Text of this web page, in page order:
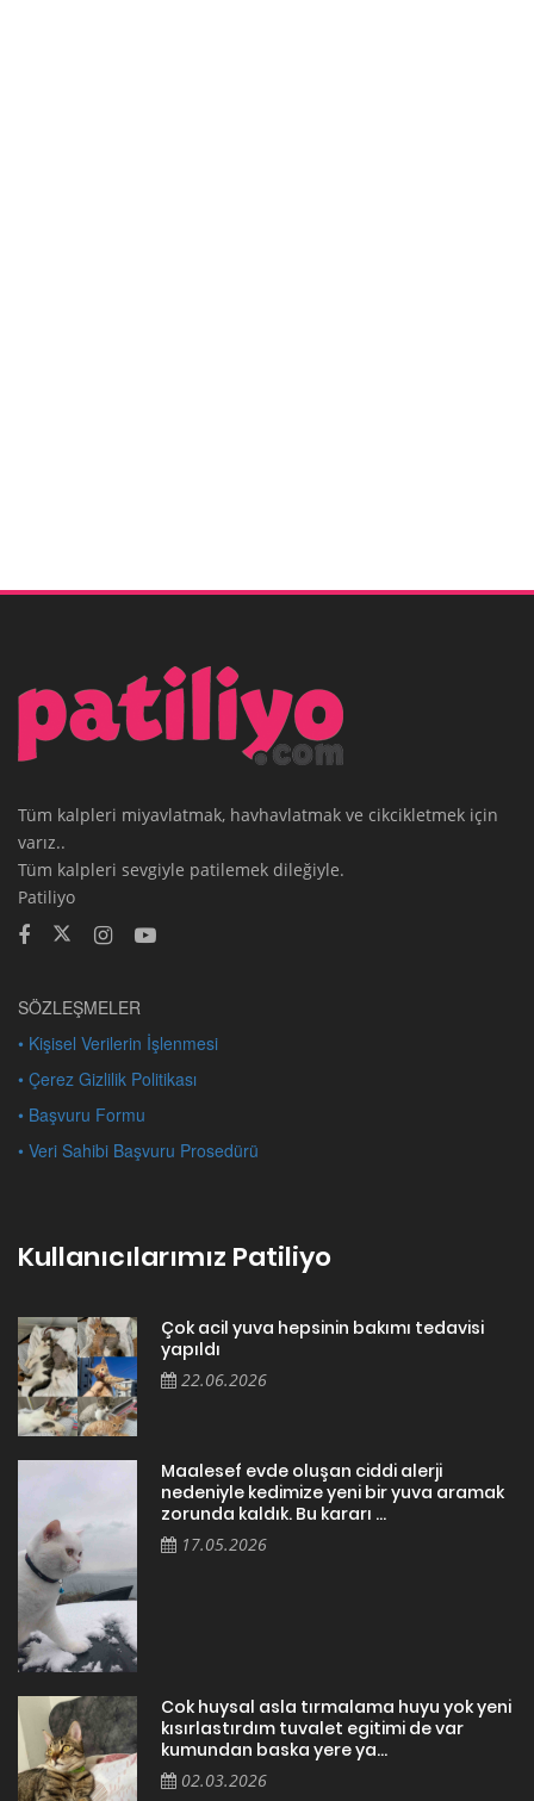
Tüm kalpleri miyavlatmak, havhavlatmak ve cikcikletmek için
varız..
Tüm kalpleri sevgiyle patilemek dileğiyle.
Patiliyo
SÖZLEŞMELER
• Kişisel Verilerin İşlenmesi
• Çerez Gizlilik Politikası
• Başvuru Formu
• Veri Sahibi Başvuru Prosedürü
Kullanıcılarımız Patiliyo
Çok acil yuva hepsinin bakımı tedavisi
yapıldı
22.06.2026
Maalesef evde oluşan ciddi alerji
nedeniyle kedimize yeni bir yuva aramak
zorunda kaldık. Bu kararı ...
17.05.2026
Cok huysal asla tırmalama huyu yok yeni
kısırlastırdım tuvalet egitimi de var
kumundan baska yere ya...
02.03.2026